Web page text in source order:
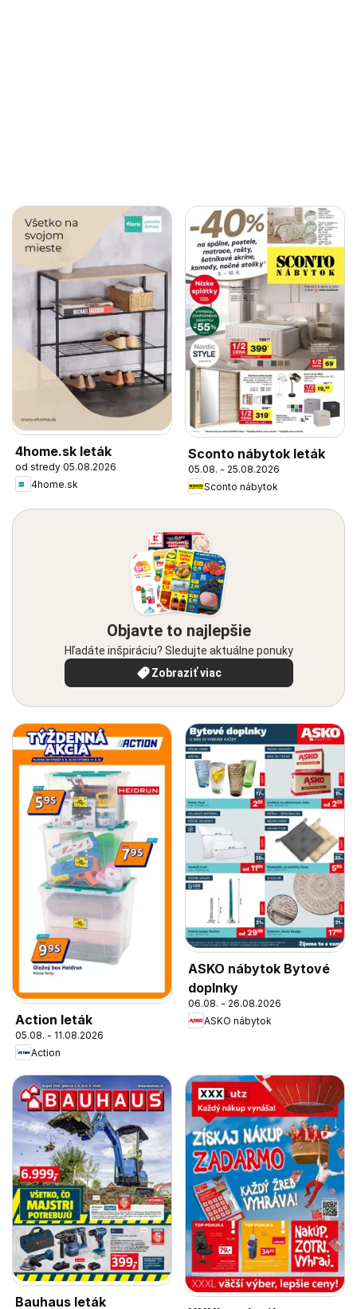
4home.sk leták
od stredy 05.08.2026
4home.sk
Sconto nábytok leták
05.08. - 25.08.2026
Sconto nábytok
Objavte to najlepšie
Hľadáte inšpiráciu? Sledujte aktuálne ponuky
Zobraziť viac
Action leták
05.08. - 11.08.2026
Action
ASKO nábytok Bytové
doplnky
06.08. - 26.08.2026
ASKO nábytok
Bauhaus leták